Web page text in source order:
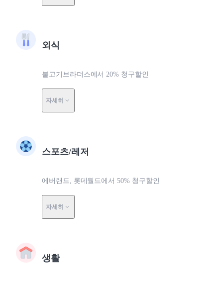
외식
불고기브라더스에서 20% 청구할인
자세히
스포츠/레저
에버랜드, 롯데월드에서 50% 청구할인
자세히
생활